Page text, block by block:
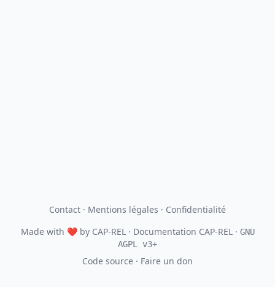
Contact · Mentions légales · Confidentialité
Made with ❤by CAP-REL· Documentation CAP-REL · GNU
AGPL v3+
Code source · Faire un don